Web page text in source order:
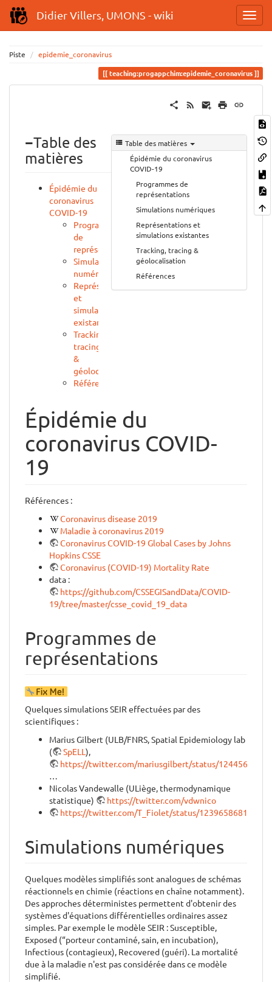
Didier Villers, UMONS - wiki
Piste
epidemie_coronavirus
teaching:progappchim:epidemie_coronavirus
Table des matières
Épidémie du coronavirus
COVID-19
Programmes de
représentations
Simulations numériques
Représentations et
simulations existantes
Tracking, tracing &
géolocalisation
Références
−Table des
matières
Épidémie du
coronavirus
COVID-19
Programmes
de
représentations
Simulations
numériques
Représentations
et
simulations
existantes
Tracking,
tracing
&
géolocalisation
Références
Épidémie du
coronavirus COVID-
19
Références :
Coronavirus disease 2019
Maladie à coronavirus 2019
Coronavirus COVID-19 Global Cases by Johns
Hopkins CSSE
Coronavirus (COVID-19) Mortality Rate
data :
https://github.com/CSSEGISandData/COVID-
19/tree/master/csse_covid_19_data
Programmes de
représentations
Quelques simulations SEIR effectuées par des
scientifiques :
Marius Gilbert (ULB/FNRS, Spatial Epidemiology lab
(
SpELL ),
https://twitter.com/mariusgilbert/status/
Nicolas Vandewalle (ULiège, thermodynamique
statistique)
https://twitter.com/vdwnico
https://twitter.com/T_Fiolet/status/
Simulations numériques
Quelques modèles simplifiés sont analogues de schémas
réactionnels en chimie (réactions en chaîne notamment).
Des approches déterministes permettent d'obtenir des
systèmes d'équations différentielles ordinaires assez
simples. Par exemple le modèle SEIR : Susceptible,
Exposed (“porteur contaminé, sain, en incubation),
Infectious (contagieux), Recovered (guéri). La mortalité
due à la maladie n'est pas considérée dans ce modèle
simplifié.